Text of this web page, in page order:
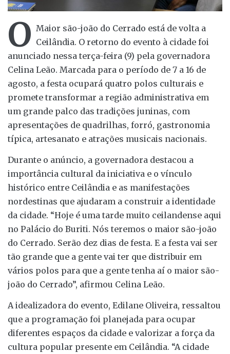
O Maior são-joão do Cerrado está de volta a
Ceilândia. O retorno do evento à cidade foi
anunciado nessa terça-feira (9) pela governadora
Celina Leão. Marcada para o período de 7 a 16 de
agosto, a festa ocupará quatro polos culturais e
promete transformar a região administrativa em
um grande palco das tradições juninas, com
apresentações de quadrilhas, forró, gastronomia
típica, artesanato e atrações musicais nacionais.
Durante o anúncio, a governadora destacou a
importância cultural da iniciativa e o vínculo
histórico entre Ceilândia e as manifestações
nordestinas que ajudaram a construir a identidade
da cidade. “Hoje é uma tarde muito ceilandense aqui
no Palácio do Buriti. Nós teremos o maior são-joão
do Cerrado. Serão dez dias de festa. E a festa vai ser
tão grande que a gente vai ter que distribuir em
vários polos para que a gente tenha aí o maior são-
joão do Cerrado”, afirmou Celina Leão.
A idealizadora do evento, Edilane Oliveira, ressaltou
que a programação foi planejada para ocupar
diferentes espaços da cidade e valorizar a força da
cultura popular presente em Ceilândia. “A cidade